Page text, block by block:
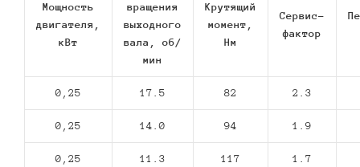
Мощность
двигателя,
кВт
вращения
выходного
вала, об/
мин
Крутящий
момент,
Нм
Сервис-
фактор
0,25 17.5 82 2.3
0,25 14.0 94 1.9
0,25 11.3 117 1.7